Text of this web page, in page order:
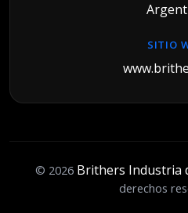
SITIO
© 2026 Brithers Industria
derechos